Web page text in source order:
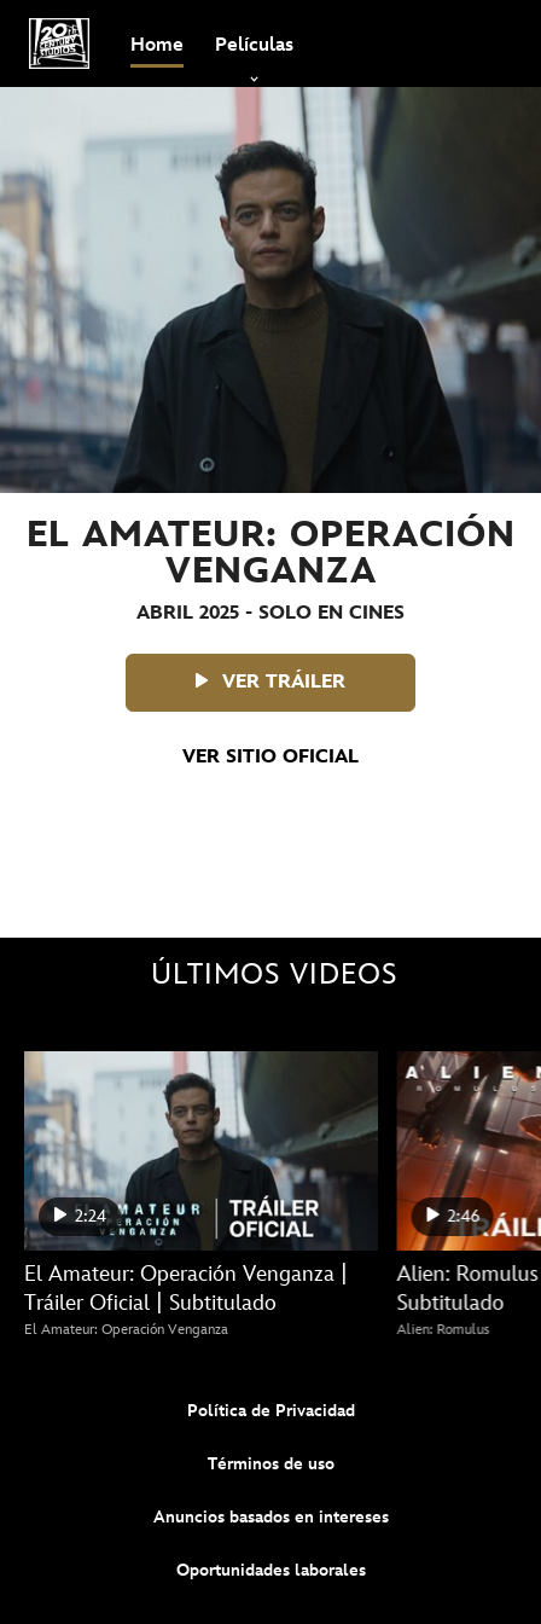
Home Películas
EL AMATEUR: OPERACIÓN
VENGANZA
ABRIL 2025 - SOLO EN CINES
VER TRÁILER
VER SITIO OFICIAL
ÚLTIMOS VIDEOS
2:24
El Amateur: Operación Venganza |
Tráiler Oficial | Subtitulado
El Amateur: Operación Venganza
2:46
Alien:
Subtitulado
Alien: Romulus
Política de Privacidad
Términos de uso
Anuncios basados en intereses
Oportunidades laborales